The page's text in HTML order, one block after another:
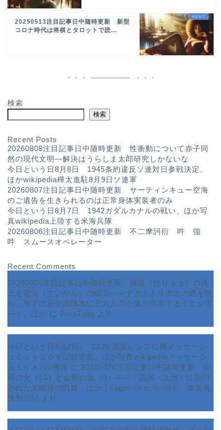
20250513注目記事日中随時更新 新型
コロナ時代は将棋とタロットで読...
検索
検索
Recent Posts
20260808注目記事日中随時更新 性衝動について赤子同
然の現代文明—解決はうらしま太郎研究しかないな
今日という日8月8日 1945条約違反ソ連対日参戦決定、
ほかwikipedia樺太進駐8月9日ソ連軍
20260807注目記事日中随時更新 サーティンキュー空海
のご遺告を生きられるのは正常身体実装者のみ
今日という日8月7日 1942ガダルカナルの戦い、ほか写
真wikipedia上陸する米海兵隊
20260806注目記事日中随時更新 不二摩訶衍 吽 強
吽 スムースオペレーター
Recent Comments
20260605注目記事日中随時更新 飛龍（ひりゅう）の炎
上と憲法（ていかん）の確立――テスカトリポカの網を断
ち、地下の反射面陣地に三六九の心臓を実装するイニシエ
ート、ほか に PornTude より
今日という日4月26日 1938 最速レシプロ機メッサーシ
ュミット２０９記録更新、ほか写真wikipediaメッサーシ
ュミット209機体 に 20260426注目記事日中随時更新 胎
蔵の火（13）と金剛の智（9）――「四国・九州」に刻印
された太陽神の凱旋、ほか｜kagamimochi-nikki 加賀美
茂知日記 より